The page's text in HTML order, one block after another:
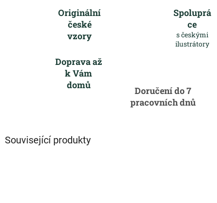
Originální
české
vzory
Spoluprá
ce
s českými
ilustrátory
Doprava až
k Vám
domů
Doručení do 7
pracovních dnů
Související produkty